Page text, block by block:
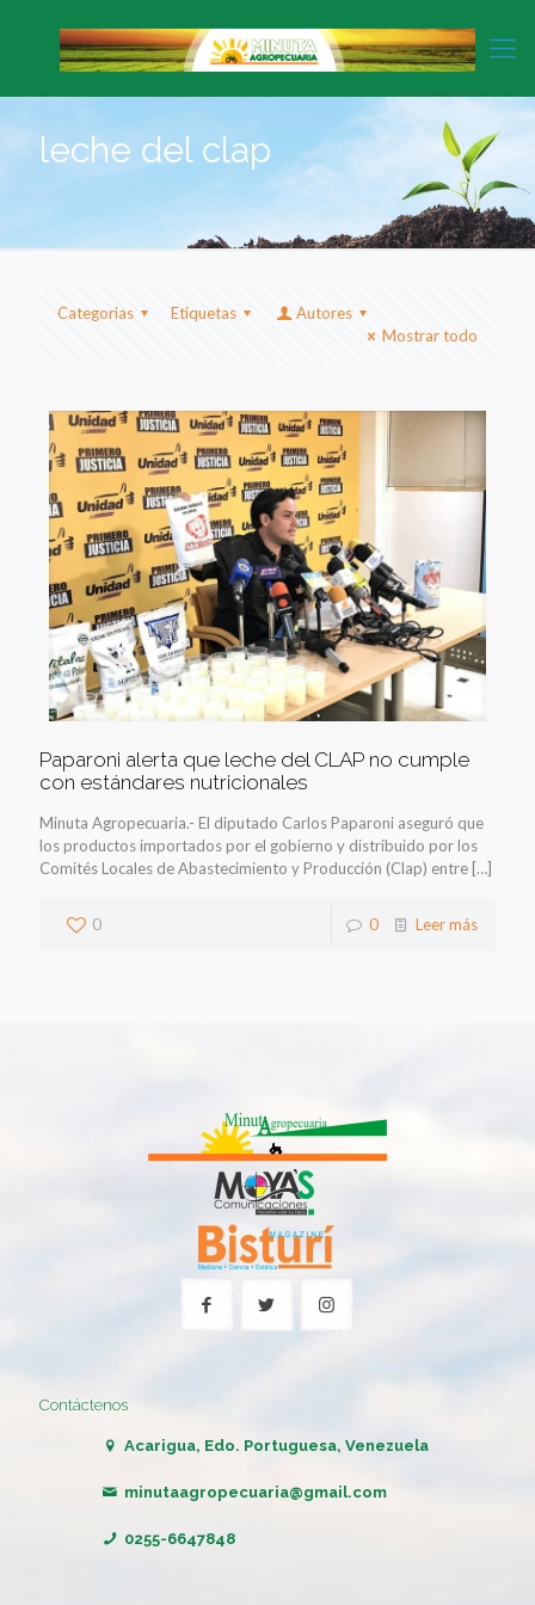
leche del clap
Categorias Etiquetas
Autores
Mostrar todo
Paparoni alerta que leche del CLAP no cumple
con estándares nutricionales
Minuta Agropecuaria.- El diputado Carlos Paparoni aseguró que
los productos importados por el gobierno y distribuido por los
Comités Locales de Abastecimiento y Producción (Clap) entre […]
0 0 Leer más
Contáctenos
Acarigua, Edo. Portuguesa, Venezuela
minutaagropecuaria@gmail.com
0255-6647848